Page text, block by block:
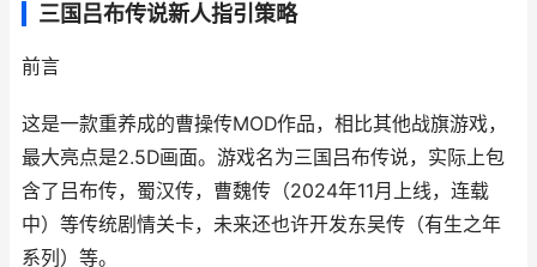
三国吕布传说新人指引策略
前言
这是一款重养成的曹操传MOD作品，相比其他战旗游戏，
最大亮点是2.5D画面。游戏名为三国吕布传说，实际上包
含了吕布传，蜀汉传，曹魏传（2024年11月上线，连载
中）等传统剧情关卡，未来还也许开发东吴传（有生之年
系列）等。